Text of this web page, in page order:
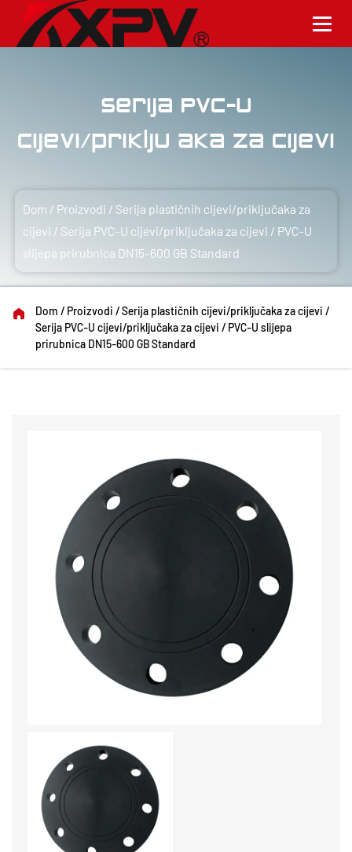
Serija PVC-U
cijevi/priključaka za cijevi
Dom / Proizvodi /Serija plastičnih cijevi/priključaka za
cijevi / Serija PVC-U cijevi/priključaka za cijevi / PVC-U
slijepa prirubnica DN15-600 GB Standard
Dom / Proizvodi /Serija plastičnih cijevi/priključaka za cijevi /
Serija PVC-U cijevi/priključaka za cijevi / PVC-U slijepa
prirubnica DN15-600 GB Standard